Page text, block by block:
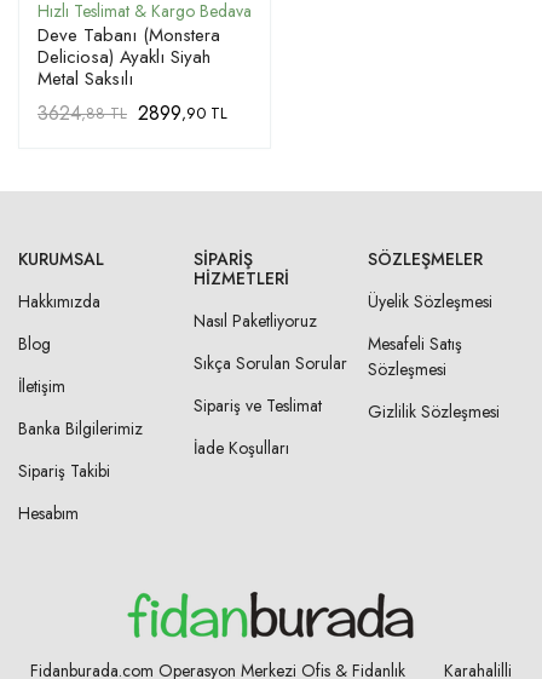
Deve Tabanı (Monstera
Deliciosa) Ayaklı Siyah
Metal Saksılı
3624,88 TL 2899,90 TL
KURUMSAL
Hakkımızda
Blog
İletişim
Banka Bilgilerimiz
Sipariş Takibi
Hesabım
SIPARIŞ
HIZMETLERI
Nasıl Paketliyoruz
Sıkça Sorulan Sorular
Sipariş ve Teslimat
İade Koşulları
SÖZLEŞMELER
Üyelik Sözleşmesi
Mesafeli Satış
Sözleşmesi
Gizlilik Sözleşmesi
Fidanburada.com Operasyon Merkezi Ofis & Fidanlık Karahalilli